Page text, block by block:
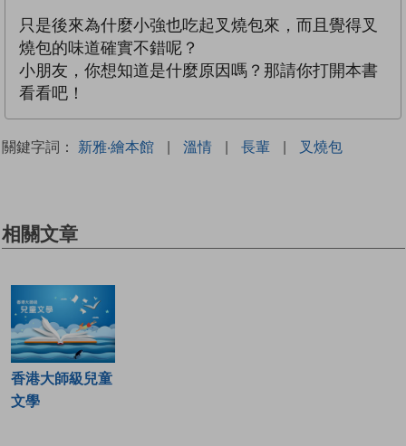
只是後來為什麼小強也吃起叉燒包來，而且覺得叉
燒包的味道確實不錯呢？
小朋友，你想知道是什麼原因嗎？那請你打開本書
看看吧！
關鍵字詞： 新雅‧繪本館 | 溫情 | 長輩 | 叉燒包
相關文章
香港大師級兒童
文學